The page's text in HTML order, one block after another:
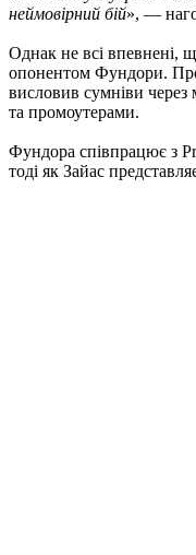
неймовірний бій», —
Однак не всі впевнені,
опонентом Фундори.
висловив сумніви
та промоутерами.
Фундора співпрацює з
тоді як Зайас